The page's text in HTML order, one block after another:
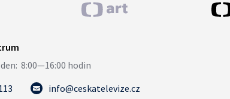
info@ceskatelevize.cz